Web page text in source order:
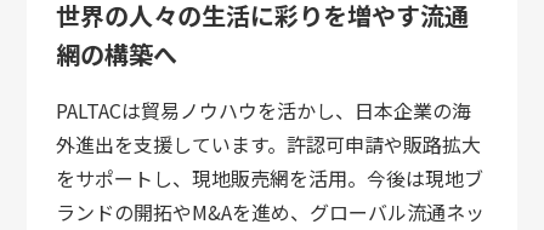
世界の人々の生活に彩りを増やす流通
網の構築へ
PALTACは貿易ノウハウを活かし、日本企業の海
外進出を支援しています。許認可申請や販路拡大
をサポートし、現地販売網を活用。今後は現地ブ
ランドの開拓やM&Aを進め、グローバル流通ネッ